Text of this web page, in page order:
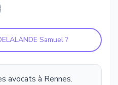
Samuel?
avocats à Rennes.